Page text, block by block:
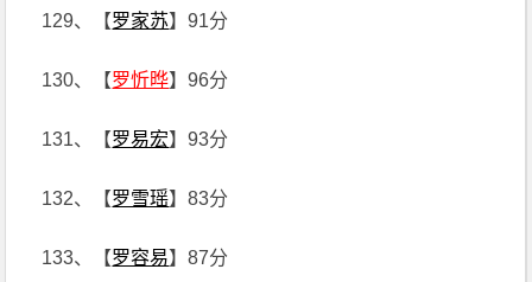
129、【罗家苏】91分
130、【罗忻晔】96分
131、【罗易宏】93分
132、【罗雪瑶】83分
133、【罗容易】87分